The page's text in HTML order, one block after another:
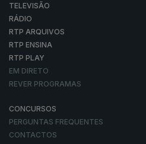
TELEVISÃO
RÁDIO
RTP ARQUIVOS
RTP ENSINA
RTP PLAY
EM DIRETO
REVER PROGRAMAS
CONCURSOS
PERGUNTAS FREQUENTES
CONTACTOS